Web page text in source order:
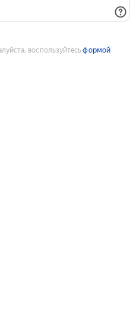
воспользуйтесьформой